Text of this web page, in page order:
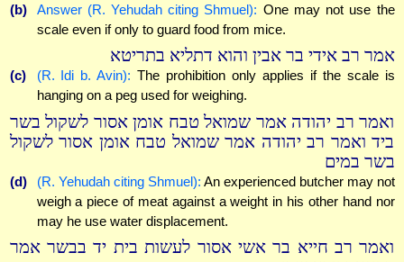
(b) Answer (R. Yehudah citing Shmuel): One may not use the
scale even if only to guard food from mice.
אמר רב אידי בר אבין והוא דתליא בתריטא
(c) (R. Idi b. Avin): The prohibition only applies if the scale is
hanging on a peg used for weighing.
ואמר רב יהודה אמר שמואל טבח אומן אסור לשקול בשר
ביד ואמר רב יהודה אמר שמואל טבח אומן אסור לשקול
בשר במים
(d) (R. Yehudah citing Shmuel): An experienced butcher may not
weigh a piece of meat against a weight in his other hand nor
may he use water displacement.
ואמר רב חייא בר אשי אסור לעשות בית יד בבשר אמר